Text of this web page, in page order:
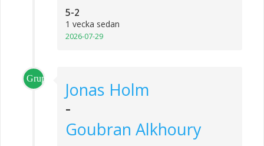
5-2
1 vecka sedan
2026-07-29
Grupp_4
Jonas Holm
-
Goubran Alkhoury